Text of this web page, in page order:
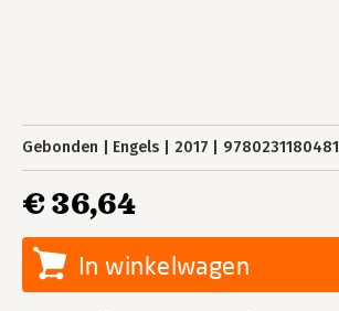
Gebonden Engels 2017 9780231180481
€ 36,64
In winkelwagen